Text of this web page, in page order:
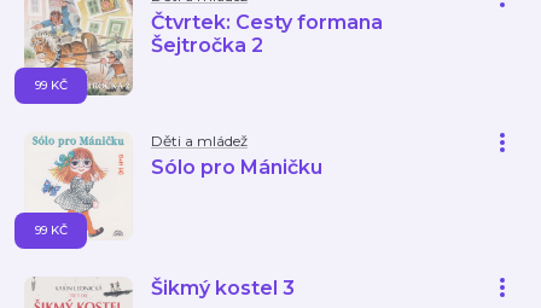
Čtvrtek: Cesty formana
Šejtročka 2
99 KČ
Děti a mládež
Sólo pro Máničku
99 KČ
Šikmý kostel 3